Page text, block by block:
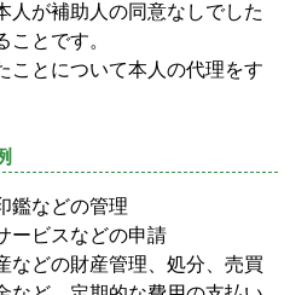
人が補助人の同意なしでした
とです。
ことについて本人の代理をす
鑑などの管理
ービスなどの申請
などの財産管理、処分、売買